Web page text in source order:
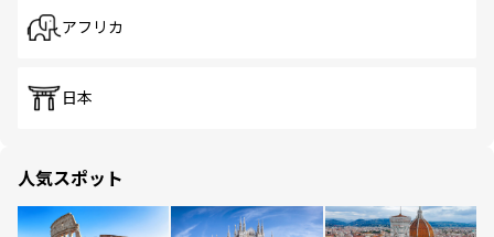
アフリカ
日本
人気スポット